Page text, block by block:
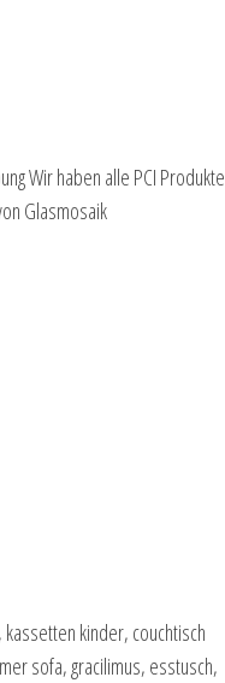
Wir haben alle PCI Produkte
Glasmosaik
kinder, couchtisch
sofa, gracilimus, esstusch,